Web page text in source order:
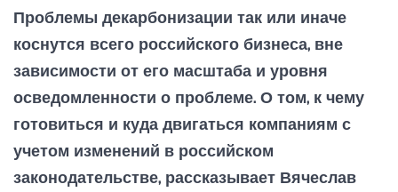
Проблемы декарбонизации так или иначе
коснутся всего российского бизнеса, вне
зависимости от его масштаба и уровня
осведомленности о проблеме. О том, к чему
готовиться и куда двигаться компаниям с
учетом изменений в российском
законодательстве, рассказывает Вячеслав